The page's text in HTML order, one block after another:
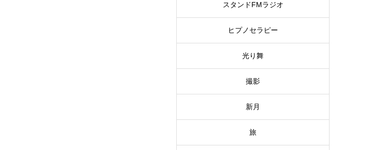
スタンドFMラジオ
ヒプノセラピー
光り舞
撮影
新月
旅